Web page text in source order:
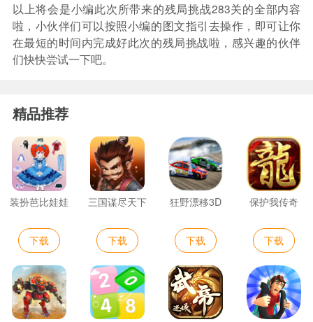
以上将会是小编此次所带来的残局挑战283关的全部内容
啦，小伙伴们可以按照小编的图文指引去操作，即可让你
在最短的时间内完成好此次的残局挑战啦，感兴趣的伙伴
们快快尝试一下吧。
精品推荐
装扮芭比娃娃
下载
三国谋尽天下
下载
狂野漂移3D
下载
保护我传奇
下载